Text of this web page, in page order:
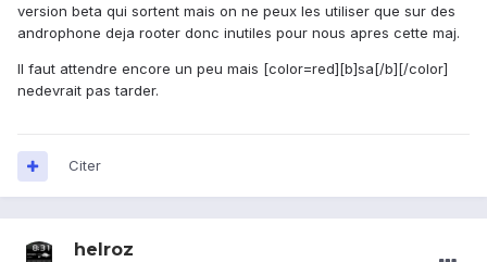
version beta qui sortent mais on ne peux les utiliser que sur des
androphone deja rooter donc inutiles pour nous apres cette maj.
Il faut attendre encore un peu mais [color=red][b]sa[/b][/color]
nedevrait pas tarder.
Citer
helroz